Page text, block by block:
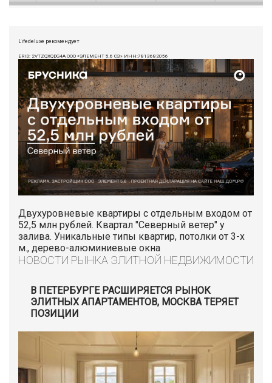
Lifedeluxe рекомендует
ERID: 2VTZQXQDG4A ООО «ЭЛЕМЕНТ 5,6 СЗ» ИНН:7813682056
Двухуровневые квартиры с отдельным входом от
52,5 млн рублей. Квартал "Северный ветер" у
залива. Уникальные типы квартир, потолки от 3-х
м., дерево-алюминиевые окна
НОВОСТИ РЫНКА ЭЛИТНОЙ НЕДВИЖИМОСТИ
В ПЕТЕРБУРГЕ РАСШИРЯЕТСЯ РЫНОК
ЭЛИТНЫХ АПАРТАМЕНТОВ, МОСКВА ТЕРЯЕТ
ПОЗИЦИИ